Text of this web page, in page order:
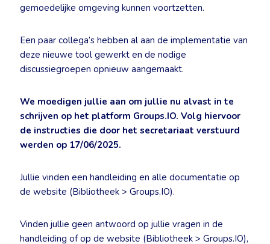
gemoedelijke omgeving kunnen voortzetten.
Een paar collega’s hebben al aan de implementatie van
deze nieuwe tool gewerkt en de nodige
discussiegroepen opnieuw aangemaakt.
We moedigen jullie aan om jullie nu alvast in te
schrijven op het platform Groups.IO. Volg hiervoor
de instructies die door het secretariaat verstuurd
werden op 17/06/2025.
Jullie vinden een handleiding en alle documentatie op
de website (Bibliotheek > Groups.IO).
Vinden jullie geen antwoord op jullie vragen in de
handleiding of op de website (Bibliotheek > Groups.IO),